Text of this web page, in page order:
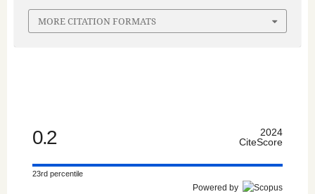
MORE CITATION FORMATS
0.2
2024
CiteScore
23rd percentile
Powered by